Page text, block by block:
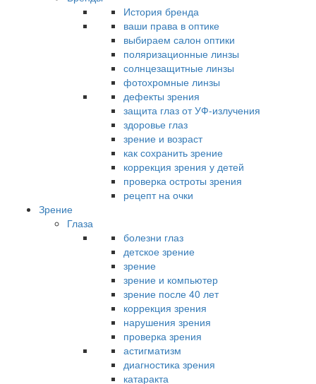
История бренда
ваши права в оптике
выбираем салон оптики
поляризационные линзы
солнцезащитные линзы
фотохромные линзы
дефекты зрения
защита глаз от УФ-излучения
здоровье глаз
зрение и возраст
как сохранить зрение
коррекция зрения у детей
проверка остроты зрения
рецепт на очки
Зрение
Глаза
болезни глаз
детское зрение
зрение
зрение и компьютер
зрение после 40 лет
коррекция зрения
нарушения зрения
проверка зрения
астигматизм
диагностика зрения
катаракта